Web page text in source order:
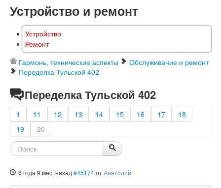
Устройство и ремонт
Устройство
Ремонт
Гармонь, технические аспекты
Обслуживание и ремонт
Переделка Тульской 402
Переделка Тульской 402
1 11 12 13 14 15 16 17
18
19
20
6 года 9 мес. назад #45174отАнатолий